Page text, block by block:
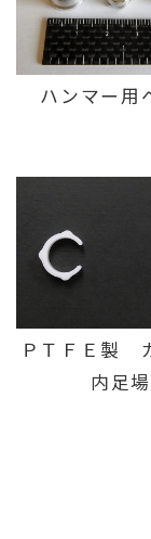
ハンマー用
ＰＴＦＥ製
内足場